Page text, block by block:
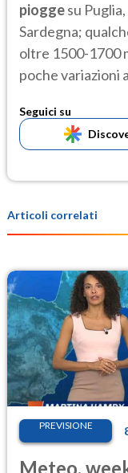
pioggesu
Sardegna;
oltre 1500-1700
poche variazioni
Seguici su
Articoli correlati
PREVISIONE
Meteo,